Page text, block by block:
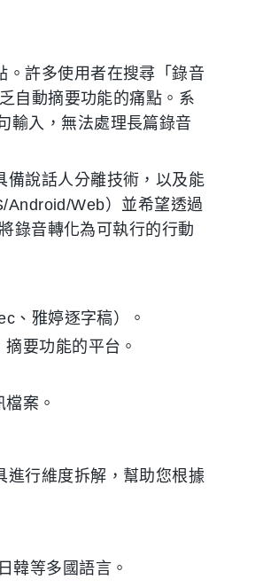
。許多使用者在搜尋「錄音
自動摘要功能的痛點。系
輸入，無法處理長篇錄音
備說話人分離技術，以及能
Android/Web）並希望透過
錄音轉化為可執行的行動
、雅婷逐字稿）。
要功能的平台。
案。
進行維度拆解，幫助您根據
韓等多國語言。